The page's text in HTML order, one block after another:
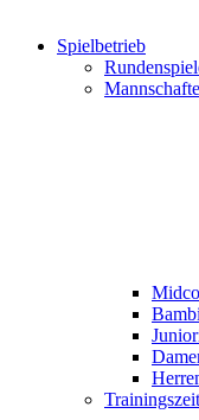
Spielbetrieb